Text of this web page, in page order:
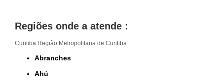
Regiões onde a atende :
Curitiba Região Metropolitana de Curitiba
Abranches
Ahú